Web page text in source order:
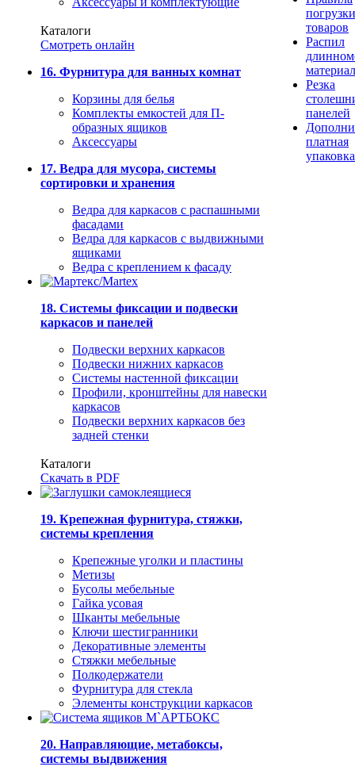
Каталоги
Смотреть онлайн
16. Фурнитура для ванных комнат
Корзины для белья
Комплекты емкостей для П-
образных ящиков
Аксессуары
17. Ведра для мусора, системы
сортировки и хранения
Ведра для каркасов с распашными
фасадами
Ведра для каркасов с выдвижными
ящиками
Ведра с креплением к фасаду
18. Системы фиксации и подвески
каркасов и панелей
Подвески верхних каркасов
Подвески нижних каркасов
Системы настенной фиксации
Профили, кронштейны для навески
каркасов
Подвески верхних каркасов без
задней стенки
Каталоги
Скачать в PDF
19. Крепежная фурнитура, стяжки,
системы крепления
Крепежные уголки и пластины
Метизы
Бусолы мебельные
Гайка усовая
Шканты мебельные
Ключи шестигранники
Декоративные элементы
Стяжки мебельные
Полкодержатели
Фурнитура для стекла
Элементы конструкции каркасов
20. Направляющие, метабоксы,
системы выдвижения
погрузки
товаров
Распил
Резка
панелей
платная
упаковка